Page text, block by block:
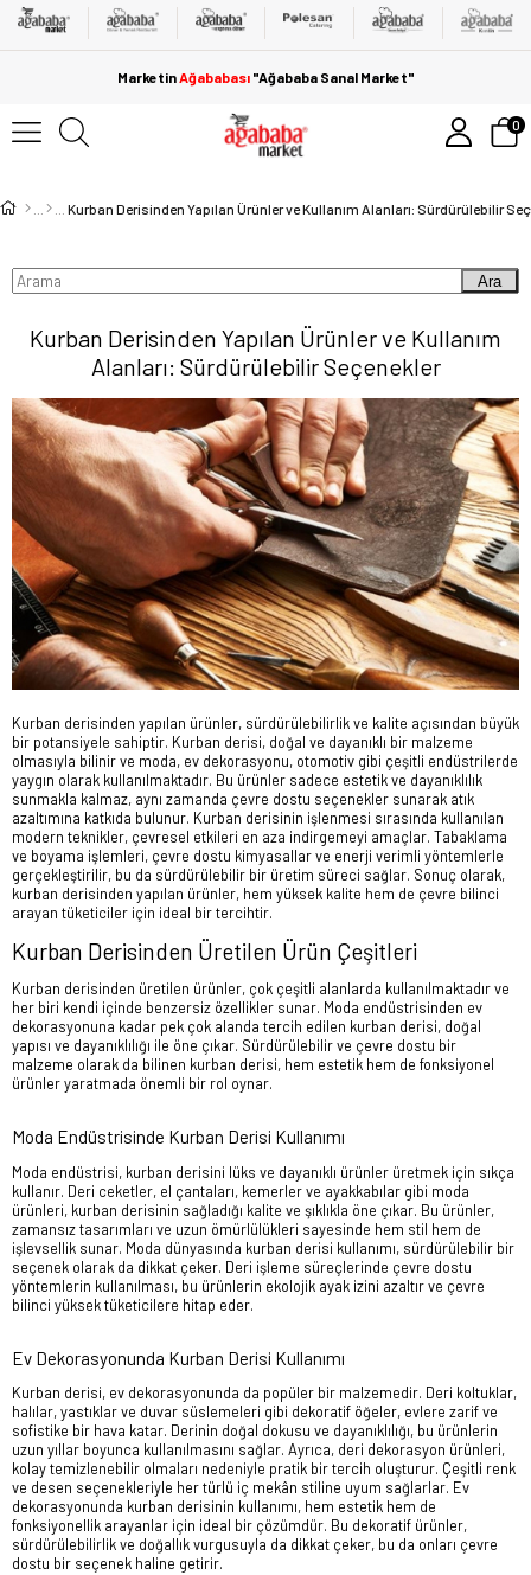
MarketinAğababası "Ağababa Sanal Market"
0
Kurban Derisinden Yapılan Ürünler ve Kullanım Alanları: Sürdürülebilir
Ara
Kurban Derisinden Yapılan Ürünler ve Kullanım
Alanları: Sürdürülebilir Seçenekler
Kurban derisinden yapılan ürünler, sürdürülebilirlik ve kalite açısından büyük
bir potansiyele sahiptir. Kurban derisi, doğal ve dayanıklı bir malzeme
olmasıyla bilinir ve moda, ev dekorasyonu, otomotiv gibi çeşitli endüstrilerde
yaygın olarak kullanılmaktadır. Bu ürünler sadece estetik ve dayanıklılık
sunmakla kalmaz, aynı zamanda çevre dostu seçenekler sunarak atık
azaltımına katkıda bulunur. Kurban derisinin işlenmesi sırasında kullanılan
modern teknikler, çevresel etkileri en aza indirgemeyi amaçlar. Tabaklama
ve boyama işlemleri, çevre dostu kimyasallar ve enerji verimli yöntemlerle
gerçekleştirilir, bu da sürdürülebilir bir üretim süreci sağlar. Sonuç olarak,
kurban derisinden yapılan ürünler, hem yüksek kalite hem de çevre bilinci
arayan tüketiciler için ideal bir tercihtir.
Kurban Derisinden Üretilen Ürün Çeşitleri
Kurban derisinden üretilen ürünler, çok çeşitli alanlarda kullanılmaktadır ve
her biri kendi içinde benzersiz özellikler sunar. Moda endüstrisinden ev
dekorasyonuna kadar pek çok alanda tercih edilen kurban derisi, doğal
yapısı ve dayanıklılığı ile öne çıkar. Sürdürülebilir ve çevre dostu bir
malzeme olarak da bilinen kurban derisi, hem estetik hem de fonksiyonel
ürünler yaratmada önemli bir rol oynar.
Moda Endüstrisinde Kurban Derisi Kullanımı
Moda endüstrisi, kurban derisini lüks ve dayanıklı ürünler üretmek için sıkça
kullanır. Deri ceketler, el çantaları, kemerler ve ayakkabılar gibi moda
ürünleri, kurban derisinin sağladığı kalite ve şıklıkla öne çıkar. Bu ürünler,
zamansız tasarımları ve uzun ömürlülükleri sayesinde hem stil hem de
işlevsellik sunar. Moda dünyasında kurban derisi kullanımı, sürdürülebilir bir
seçenek olarak da dikkat çeker. Deri işleme süreçlerinde çevre dostu
yöntemlerin kullanılması, bu ürünlerin ekolojik ayak izini azaltır ve çevre
bilinci yüksek tüketicilere hitap eder.
Ev Dekorasyonunda Kurban Derisi Kullanımı
Kurban derisi, ev dekorasyonunda da popüler bir malzemedir. Deri koltuklar,
halılar, yastıklar ve duvar süslemeleri gibi dekoratif öğeler, evlere zarif ve
sofistike bir hava katar. Derinin doğal dokusu ve dayanıklılığı, bu ürünlerin
uzun yıllar boyunca kullanılmasını sağlar. Ayrıca, deri dekorasyon ürünleri,
kolay temizlenebilir olmaları nedeniyle pratik bir tercih oluşturur. Çeşitli renk
ve desen seçenekleriyle her türlü iç mekân stiline uyum sağlarlar. Ev
dekorasyonunda kurban derisinin kullanımı, hem estetik hem de
fonksiyonellik arayanlar için ideal bir çözümdür. Bu dekoratif ürünler,
sürdürülebilirlik ve doğallık vurgusuyla da dikkat çeker, bu da onları çevre
dostu bir seçenek haline getirir.